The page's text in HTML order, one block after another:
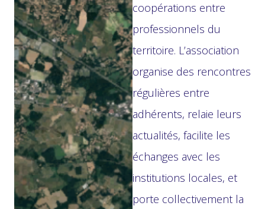
coopérations entre
professionnels du
territoire. L’association
organise des rencontres
régulières entre
adhérents, relaie leurs
actualités, facilite les
échanges avec les
institutions locales, et
porte collectivement la